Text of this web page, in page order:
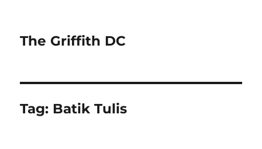
The Griffith DC
Tag: Batik Tulis